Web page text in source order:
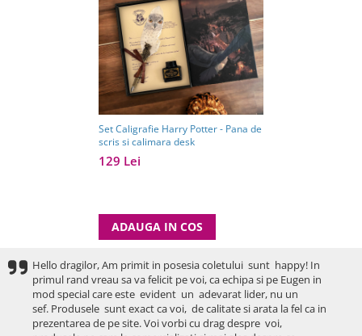
Set Caligrafie Harry Potter - Pana de
scris si calimara desk
129 Lei
ADAUGA IN COS
Hello dragilor, Am primit in posesia coletului sunt happy! In
primul rand vreau sa va felicit pe voi, ca echipa si pe Eugen in
mod special care este evident un adevarat lider, nu un
sef. Produsele sunt exact ca voi, de calitate si arata la fel ca in
prezentarea de pe site. Voi vorbi cu drag despre voi,